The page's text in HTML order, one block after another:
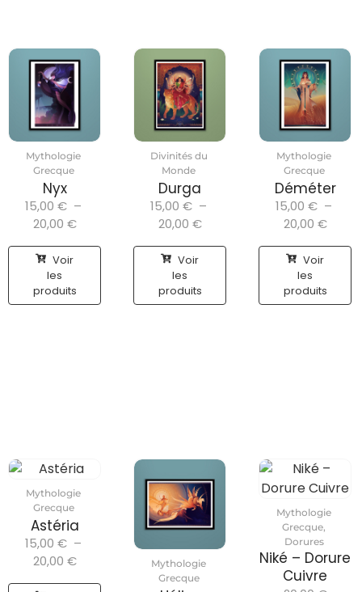
Mythologie
Grecque
Nyx
15,00 € –
20,00 €
Voir
les
produits
Divinités du
Monde
Durga
15,00 € –
20,00 €
Voir
les
produits
Mythologie
Grecque
Déméter
15,00 € –
20,00 €
Voir
les
produits
Mythologie
Grecque
Astéria
15,00 € –
20,00 €
Mythologie
Grecque
Mythologie
Grecque,
Dorures
Niké – Dorure
Cuivre